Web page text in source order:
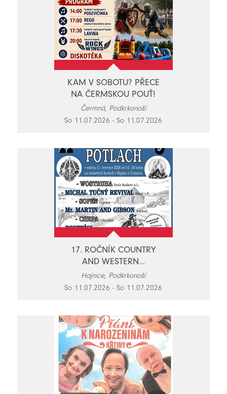
KAM V SOBOTU? PŘECE
NA ČERMSKOU POUŤ!
Čermná, Podkrkonoší
So 11.07.2026 - So 11.07.2026
17. ROČNÍK COUNTRY
AND WESTERN...
Hajnice, Podkrkonoší
So 11.07.2026 - So 11.07.2026